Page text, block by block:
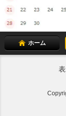
ホーム